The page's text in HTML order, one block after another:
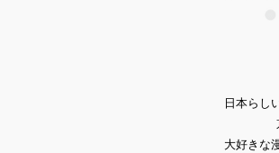
日本らし
大好きな